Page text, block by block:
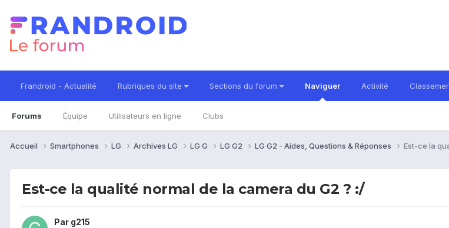
Frandroid - Actualité Rubriques du site Sections du forum Naviguer
Forums Équipe Utilisateurs en ligne Clubs
Activité
Accueil Smartphones LG Archives LG LG G LG G2 LG G2 - Aides, Questions & Réponses Est-ce la
Est-ce la qualité normal de la camera du G2 ? :/
Par g215